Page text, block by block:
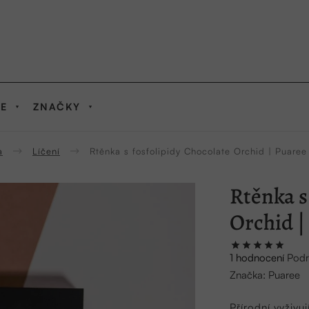
ZNAČKY
Líčení Rtěnka s fosfolipidy Chocolate Orchid | Puaree
Rtěnka
Orchid |
Průměrné
hodnocení
produktu
1 hodnocení
Značka: Puaree